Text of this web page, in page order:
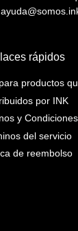
rápidos
productos
por INK
y Condiciones
del servicio
de reembolso